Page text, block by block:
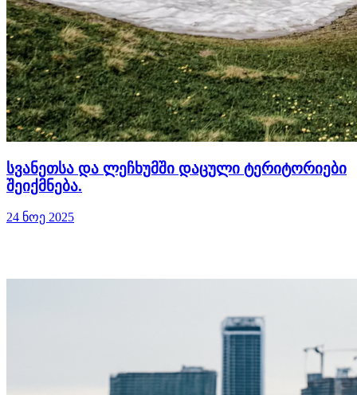
სვანეთსა და ლეჩხუმში დაცული ტერიტორიები
შეიქმნება.
24 ნოე 2025